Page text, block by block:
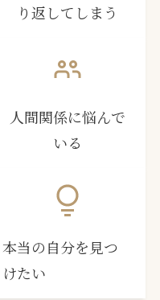
り返してしまう
人間関係に悩んで
いる
本当の自分を見つ
けたい